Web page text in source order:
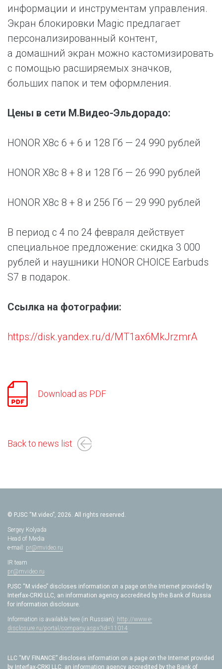
информации и инструментам управления.
Экран блокировки Magic предлагает
персонализированный контент,
а домашний экран можно кастомизировать
с помощью расширяемых значков,
больших папок и тем оформления.
Цены в сети М.Видео-Эльдорадо:
HONOR X8c 6 + 6 и 128 Гб — 24 990 рублей
HONOR X8c 8 + 8 и 128 Гб — 26 990 рублей
HONOR X8c 8 + 8 и 256 Гб — 29 990 рублей
В период с 4 по 24 февраля действует
специальное предложение: скидка 3 000
рублей и наушники HONOR CHOICE Earbuds
S7 в подарок.
Ссылка на фотографии:
https://disk.yandex.ru/d/MT1ax6MkJrzmrA
Download as PDF
Back to news list
© PJSC “M.video”, 2026. All rights reserved.
Sergey Kolyada
Head of Media
e-mail: pr@mvideo.ru
IR team
pr@mvideo.ru
PJSC “M.video” discloses information on a page on the Internet provided by
Interfax-CRKI LLC, an information agency accredited by the Bank of Russia
for information disclosure.
Information is available here (in Russian): http://www.e-
disclosure.ru/portal/company.aspx?id=11014
LLC “MV FINANCE” discloses information on a page on the Internet provided
by Interfax-CRKI LLC, an information agency accredited by the Bank of